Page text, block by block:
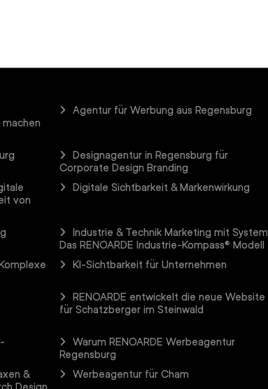
Agentur für Werbung aus Regensburg
Designagentur in Regensburg für
Corporate Design Branding
von
Digitale Sichtbarkeit & Markenwirkung
Industrie & Technik Marketing mit System
Das RENOARDE Industrie-Kompass® Modell
KI-Sichtbarkeit für Unternehmen
RENOARDE entwickelt die neue Website
für Schatzberger im Steinwald
Warum RENOARDE Werbeagentur
Regensburg
&
Design
Werbeagentur für Cham